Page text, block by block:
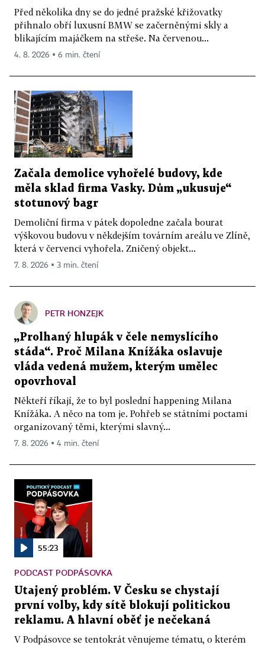
Před několika dny se do jedné pražské křižovatky
přihnalo obří luxusní BMW se začerněnými skly a
blikajícím majáčkem na střeše. Na červenou...
4. 8. 2026 ▪ 6 min. čtení
Začala demolice vyhořelé budovy, kde
měla sklad firma Vasky. Dům „ukusuje“
stotunový bagr
Demoliční firma v pátek dopoledne začala bourat
výškovou budovu v někdejším továrním areálu ve Zlíně,
která v červenci vyhořela. Zničený objekt...
7. 8. 2026 ▪ 3 min. čtení
PETR HONZEJK
„Prolhaný hlupák v čele nemyslícího
stáda“. Proč Milana Knížáka oslavuje
vláda vedená mužem, kterým umělec
opovrhoval
Někteří říkají, že to byl poslední happening Milana
Knížáka. A něco na tom je. Pohřeb se státními poctami
organizovaný těmi, kterými slavný...
7. 8. 2026 ▪ 4 min. čtení
55:23
PODCAST PODPÁSOVKA
Utajený problém. V Česku se chystají
první volby, kdy sítě blokují politickou
reklamu. A hlavní oběť je nečekaná
V Podpásovce se tentokrát věnujeme tématu, o kterém